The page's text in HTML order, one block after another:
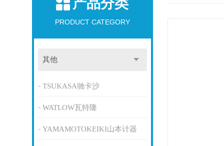
产品分类
PRODUCT CATEGORY
其他
TSUKASA驰卡沙
WATLOW瓦特隆
YAMAMOTOKEIKI山本计器